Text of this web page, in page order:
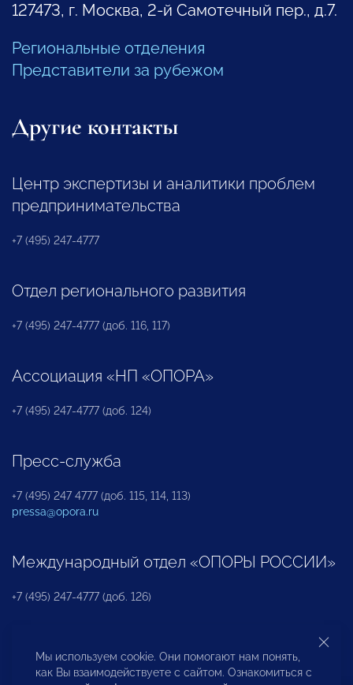
127473, г. Москва, 2-й Самотечный пер., д.7.
Региональные отделения
Представители за рубежом
Другие контакты
Центр экспертизы и аналитики проблем
предпринимательства
+7 (495) 247-4777
Отдел регионального развития
+7 (495) 247-4777 (доб. 116, 117)
Ассоциация «НП «ОПОРА»
+7 (495) 247-4777 (доб. 124)
Пресс-служба
+7 (495) 247 4777 (доб. 115, 114, 113)
pressa@opora.ru
Международный отдел «ОПОРЫ РОССИИ»
+7 (495) 247-4777 (доб. 126)
Бюро по защите прав предпринимателей и
инвесторов
Мы используем cookie. Они помогают нам понять,
как Вы взаимодействуете с сайтом. Ознакомиться с